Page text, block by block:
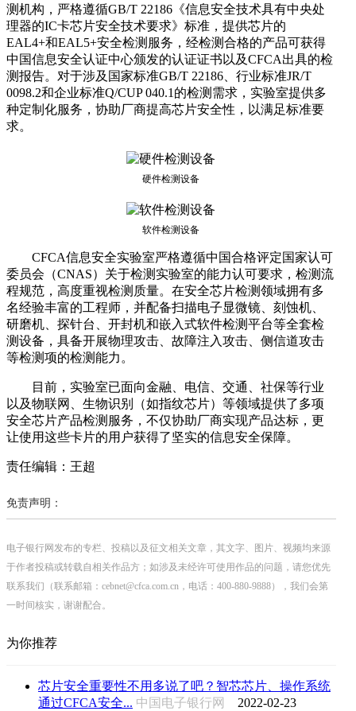
测机构，严格遵循GB/T 22186《信息安全技术具有中央处
理器的IC卡芯片安全技术要求》标准，提供芯片的
EAL4+和EAL5+安全检测服务，经检测合格的产品可获得
中国信息安全认证中心颁发的认证证书以及CFCA出具的检
测报告。对于涉及国家标准GB/T 22186、行业标准JR/T
0098.2和企业标准Q/CUP 040.1的检测需求，实验室提供多
种定制化服务，协助厂商提高芯片安全性，以满足标准要
求。
硬件检测设备
软件检测设备
CFCA信息安全实验室严格遵循中国合格评定国家认可
委员会（CNAS）关于检测实验室的能力认可要求，检测流
程规范，高度重视检测质量。在安全芯片检测领域拥有多
名经验丰富的工程师，并配备扫描电子显微镜、刻蚀机、
研磨机、探针台、开封机和嵌入式软件检测平台等全套检
测设备，具备开展物理攻击、故障注入攻击、侧信道攻击
等检测项的检测能力。
目前，实验室已面向金融、电信、交通、社保等行业
以及物联网、生物识别（如指纹芯片）等领域提供了多项
安全芯片产品检测服务，不仅协助厂商实现产品达标，更
让使用这些卡片的用户获得了坚实的信息安全保障。
责任编辑：王超
免责声明：
电子银行网发布的专栏、投稿以及征文相关文章，其文字、图片、视频均来源
于作者投稿或转载自相关作品方；如涉及未经许可使用作品的问题，请您优先
联系我们（联系邮箱：cebnet@cfca.com.cn，电话：400-880-9888），我们会第
一时间核实，谢谢配合。
为你推荐
芯片安全重要性不用多说了吧？智芯芯片、操作系统
通过CFCA安全... 中国电子银行网 2022-02-23